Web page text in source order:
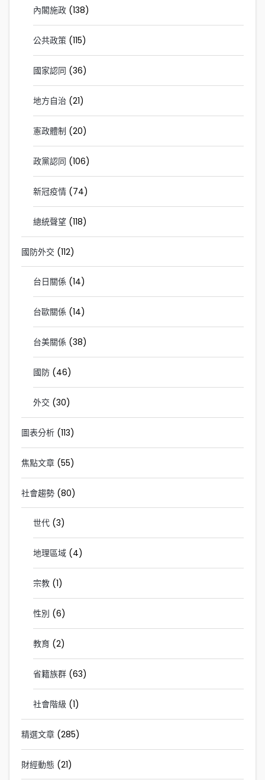
內閣施政 (138)
公共政策 (115)
國家認同 (36)
地方自治 (21)
憲政體制 (20)
政黨認同 (106)
新冠疫情 (74)
總統聲望 (118)
國防外交 (112)
台日關係 (14)
台歐關係 (14)
台美關係 (38)
國防 (46)
外交 (30)
圖表分析 (113)
焦點文章 (55)
社會趨勢 (80)
世代 (3)
地理區域 (4)
宗教 (1)
性別 (6)
教育 (2)
省籍族群 (63)
社會階級 (1)
精選文章 (285)
財經動態 (21)